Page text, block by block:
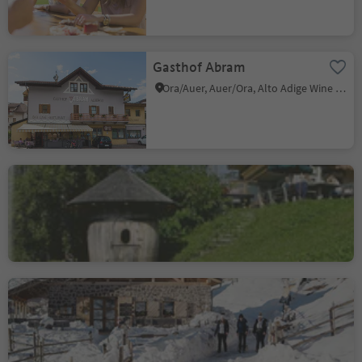
Gasthof Abram
Ora/Auer, Auer/Ora, Alto Adige Wine Road
Gasthof Schmiederalm
Aldino/Aldein, Aldein/Aldino
Cisloner Alm
Trodena/Truden, Truden/Trodena